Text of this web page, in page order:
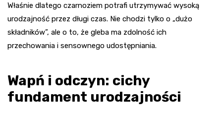
Właśnie dlatego czarnoziem potrafi utrzymywać wysoką
urodzajność przez długi czas. Nie chodzi tylko o „dużo
składników”, ale o to, że gleba ma zdolność ich
przechowania i sensownego udostępniania.
Wapń i odczyn: cichy
fundament urodzajności